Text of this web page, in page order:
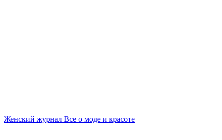
Женский журнал Все о моде и красоте